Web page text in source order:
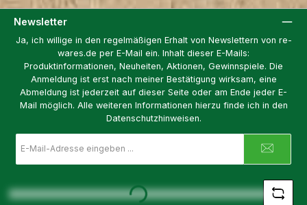
Newsletter
Ja, ich willige in den regelmäßigen Erhalt von Newslettern von re-
wares.de per E-Mail ein. Inhalt dieser E-Mails:
Produktinformationen, Neuheiten, Aktionen, Gewinnspiele. Die
Anmeldung ist erst nach meiner Bestätigung wirksam, eine
Abmeldung ist jederzeit auf dieser Seite oder am Ende jeder E-
Mail möglich. Alle weiteren Informationen hierzu finde ich in den
Datenschutzhinweisen.
Mail-
Loading...